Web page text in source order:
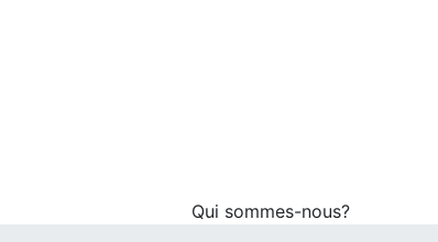
Qui sommes-nous?